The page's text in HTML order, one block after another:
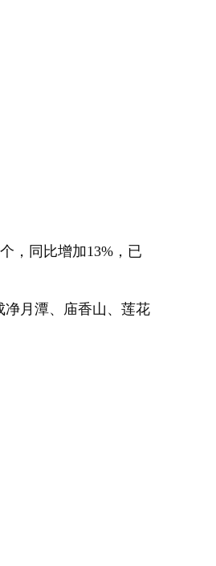
，同比增加13%，已
月潭、庙香山、莲花